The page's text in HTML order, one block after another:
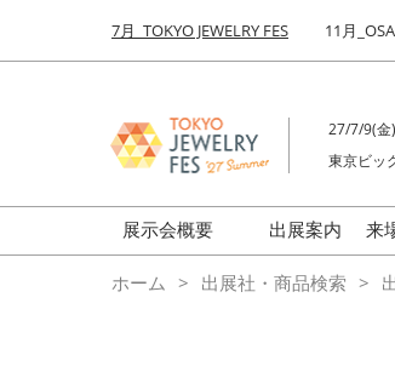
キ
し
て
む
to
7月_TOKYO JEWELRY FES 11月
27/7/9(金
東京ビッ
展示会概要
前回来場者数
出展案内
来
ホーム 出展社・商品検索